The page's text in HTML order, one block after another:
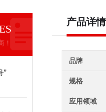
！
”
产品详情
品牌
规格
应用领域